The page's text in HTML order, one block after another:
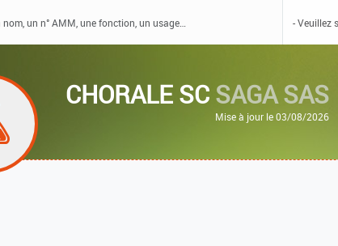
CHORALE SCSAGA SAS
Mise à jour le 03/08/2026